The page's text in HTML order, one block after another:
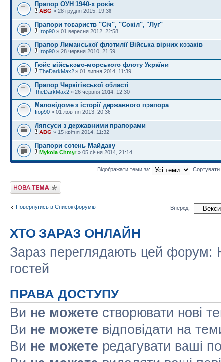
Прапор ОУН 1940-х років
ABG » 28 грудня 2015, 19:38
Прапори товариств "Січ", "Сокіл", "Луг"
Ігор90 » 01 вересня 2012, 22:58
Прапор Лиманської флотилії Війська вірних козаків
Ігор90 » 28 червня 2010, 21:59
Гюйс військово-морського флоту України
TheDarkMax2 » 01 липня 2014, 11:39
Прапор Чернігівської області
TheDarkMax2 » 26 червня 2014, 12:30
Маловідоме з історії державного прапора
Ігор90 » 01 жовтня 2013, 20:36
Ляпсуси з державними прапорами
ABG » 15 квітня 2014, 11:32
Прапори сотень Майдану
Mykola Chmyr» 05 січня 2014, 21:14
Відображати теми за:
Створити нову тему
Повернутись в Список форумів Вперед:
ХТО ЗАРАЗ ОНЛАЙН
Зараз переглядають цей форум:
гостей
ПРАВА ДОСТУПУ
Ви не можете створювати нові
Ви не можете відповідати на
Ви не можете редагувати ваші